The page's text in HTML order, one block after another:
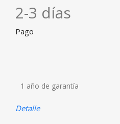
2-3 días
Pago
1 año de garantía
Detalle